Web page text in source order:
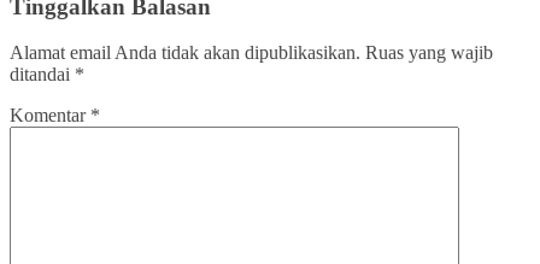
Tinggalkan Balasan
Alamat email Anda tidak akan dipublikasikan. Ruas yang wajib
ditandai *
Komentar *